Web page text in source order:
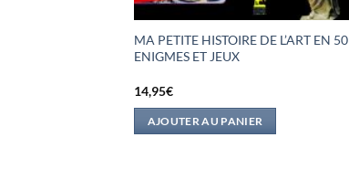
MA PETITE HISTOIRE DE L’ART EN 50
ENIGMES ET JEUX
14,95€
AJOUTER AU PANIER